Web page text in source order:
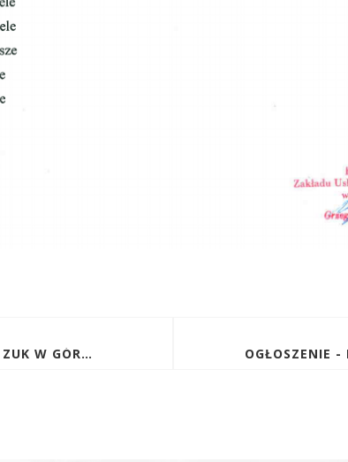
OGŁOSZENIE - KASA ZUK W GÓRNIE DNIA 29.12.2017R. BĘDZIE CZYNNA TYLKO DO GODZINY 11:00.